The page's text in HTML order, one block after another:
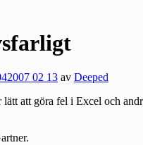
2007 02 13 av Deeped
lätt att göra fel i Excel och